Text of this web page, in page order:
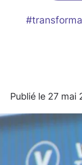
Publié le 27 mai